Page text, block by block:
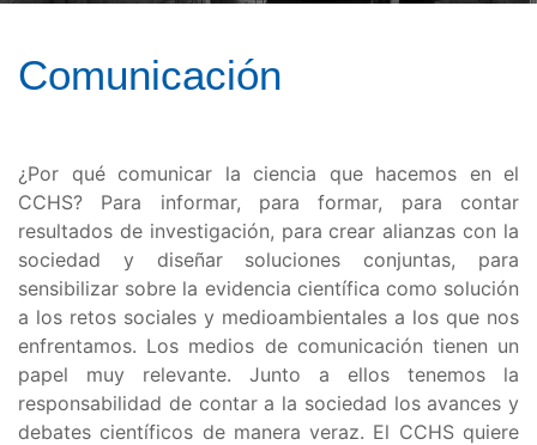
Comunicación
¿Por qué comunicar la ciencia que hacemos en el
CCHS? Para informar, para formar, para contar
resultados de investigación, para crear alianzas con la
sociedad y diseñar soluciones conjuntas, para
sensibilizar sobre la evidencia científica como solución
a los retos sociales y medioambientales a los que nos
enfrentamos. Los medios de comunicación tienen un
papel muy relevante. Junto a ellos tenemos la
responsabilidad de contar a la sociedad los avances y
debates científicos de manera veraz. El CCHS quiere